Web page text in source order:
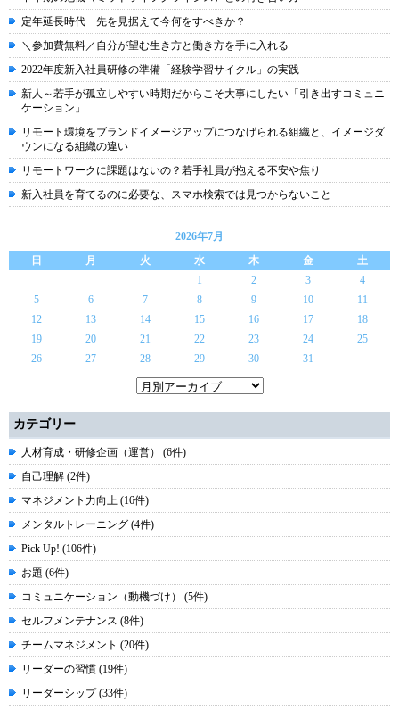
定年延長時代 先を見据えて今何をすべきか？
＼参加費無料／自分が望む生き方と働き方を手に入れる
2022年度新入社員研修の準備「経験学習サイクル」の実践
新人～若手が孤立しやすい時期だからこそ大事にしたい「引き出すコミュニ
ケーション」
リモート環境をブランドイメージアップにつなげられる組織と、イメージダ
ウンになる組織の違い
リモートワークに課題はないの？若手社員が抱える不安や焦り
新入社員を育てるのに必要な、スマホ検索では見つからないこと
2026年7月
日
月 火 水 木 金
土
1
2 3
4
5
6 7 8 9 10
11
12
13 14 15 16 17
18
19
20 21 22 23 24
25
26
27 28 29 30 31
カテゴリー
人材育成・研修企画（運営） (6件)
自己理解 (2件)
マネジメント力向上 (16件)
メンタルトレーニング (4件)
Pick Up! (106件)
お題 (6件)
コミュニケーション（動機づけ） (5件)
セルフメンテナンス (8件)
チームマネジメント (20件)
リーダーの習慣 (19件)
リーダーシップ (33件)